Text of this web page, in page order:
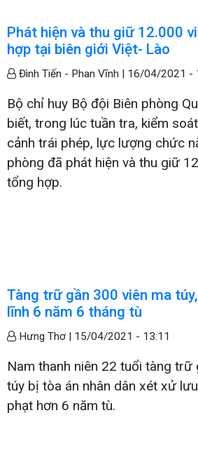
Phát hiện và thu giữ 12.000
hợp tại biên giới Việt- Lào
Đình Tiến - Phan Vĩnh | 16/04/2021 -
Bộ chỉ huy Bộ đội Biên phòng
biết, trong lúc tuần tra, kiểm
cảnh trái phép, lực lượng chức
phòng đã phát hiện và thu giữ
tổng hợp.
Tàng trữ gần 300 viên ma
lĩnh 6 năm 6 tháng tù
Hưng Thơ | 15/04/2021 - 13:11
Nam thanh niên 22 tuổi tàng trữ
túy bị tòa án nhân dân xét xử
phạt hơn 6 năm tù.